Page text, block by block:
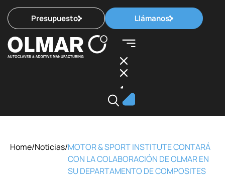
Presupuesto Llámanos
Home/Noticias/MOTOR & SPORT INSTITUTE CONTARÁ
CON LA COLABORACIÓN DE OLMAR EN
SU DEPARTAMENTO DE COMPOSITES